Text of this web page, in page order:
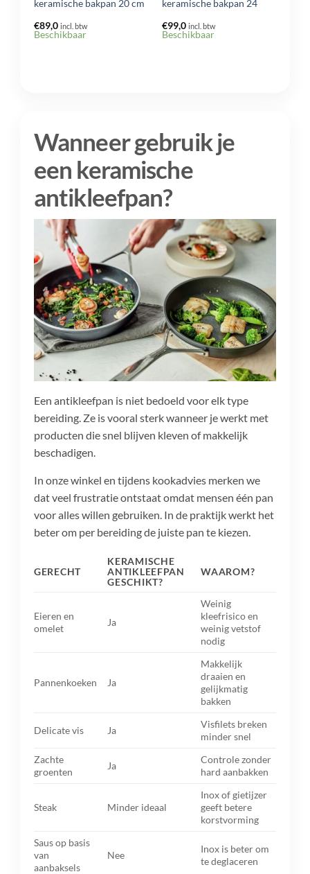
keramische bakpan 20 cm
€89,0 incl. btw
Beschikbaar
keramische bakpan 24
€99,0 incl. btw
Beschikbaar
Wanneer gebruik je
een keramische
antikleefpan?
Een antikleefpan is niet bedoeld voor elk type
bereiding. Ze is vooral sterk wanneer je werkt met
producten die snel blijven kleven of makkelijk
beschadigen.
In onze winkel en tijdens kookadvies merken we
dat veel frustratie ontstaat omdat mensen één pan
voor alles willen gebruiken. In de praktijk werkt het
beter om per bereiding de juiste pan te kiezen.
GERECHT
KERAMISCHE
ANTIKLEEFPAN
GESCHIKT?
WAAROM?
Eieren en
omelet
Ja
Weinig
kleefrisico en
weinig vetstof
nodig
Pannenkoeken Ja
Makkelijk
draaien en
gelijkmatig
bakken
Delicate vis Ja
Visfilets breken
minder snel
Zachte
groenten
Ja
Controle zonder
hard aanbakken
Steak Minder ideaal
Inox of gietijzer
geeft betere
korstvorming
Saus op basis
van
aanbaksels
Nee
Inox is beter om
te deglaceren